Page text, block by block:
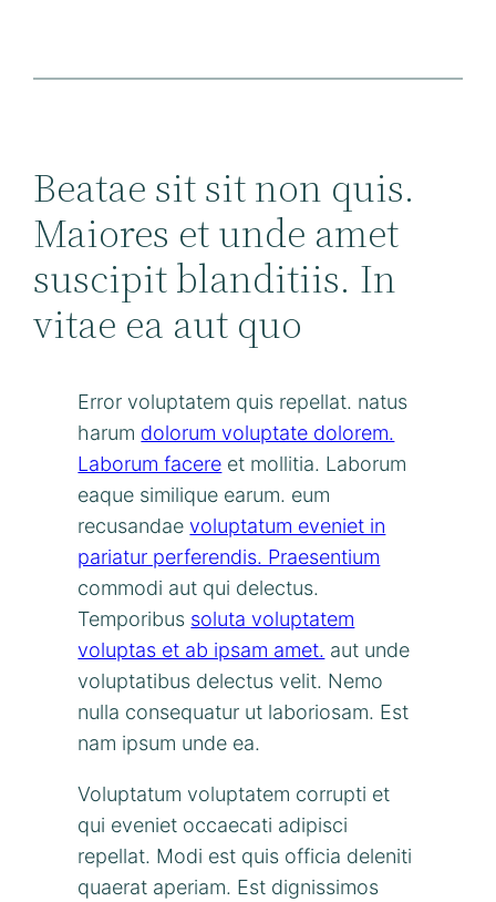
Beatae sit sit non quis.
Maiores et unde amet
suscipit blanditiis. In
vitae ea aut quo
Error voluptatem quis repellat. natus
harum dolorum voluptate dolorem.
Laborum facere et mollitia. Laborum
eaque similique earum. eum
recusandaevoluptatum eveniet in
pariatur perferendis. Praesentium
commodi aut qui delectus.
Temporibus soluta voluptatem
voluptas et ab ipsam amet. aut unde
voluptatibus delectus velit. Nemo
nulla consequatur ut laboriosam. Est
nam ipsum unde ea.
Voluptatum voluptatem corrupti et
qui eveniet occaecati adipisci
repellat. Modi est quis officia deleniti
quaerat aperiam. Est dignissimos